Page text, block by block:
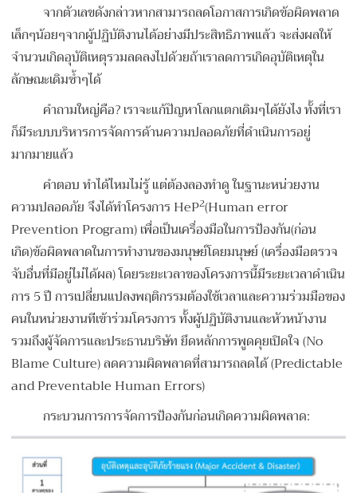
จากตัวเลขดังกล่าวหากสามารถลดโอกาสการเกิดข้อผิดพลาด
เล็กๆน้อยๆจากผู้ปฏิบัติงานได้อย่างมีประสิทธิภาพแล้ว จะส่งผลให้
จำนวนเกิดอุบัติเหตุรวมลดลงไปด้วยถ้าเราลดการเกิดอุบัติเหตุใน
ลักษณะเดิมซ้ำๆได้
คำถามใหญ่คือ? เราจะแก้ปัญหาโลกแตกเดิมๆได้ยังไง ทั้งที่เรา
ก็มีระบบบริหารการจัดการด้านความปลอดภัยที่ดำเนินการอยู่
มากมายแล้ว
คำตอบ ทำได้ไหมไม่รู้ แต่ต้องลองทำดู ในฐานะหน่วยงาน
ความปลอดภัย จึงได้ทำโครงการ HeP2(Human error
Prevention Program) เพื่อเป็นเครื่องมือในการป้องกัน(ก่อน
เกิด)ข้อผิดพลาดในการทำงานของมนุษย์โดยมนุษย์ (เครื่องมือตรวจ
จับอื่นที่มีอยู่ไม่ได้ผล) โดยระยะเวลาของโครงการนี้มีระยะเวลาดำเนิน
การ 5 ปี การเปลี่ยนแปลงพฤติกรรมต้องใช้เวลาและความร่วมมือของ
คนในหน่วยงานทีเข้าร่วมโครงการ ทั้งผู้ปฏิบัติงานและหัวหน้างาน
รวมถึงผู้จัดการและประธานบริษัท ยึดหลักการพูดคุยเปิดใจ (No
Blame Culture) ลดความผิดพลาดที่สามารถลดได้ (Predictable
and Preventable Human Errors)
กระบวนการการจัดการป้องกันก่อนเกิดความผิดพลาด: